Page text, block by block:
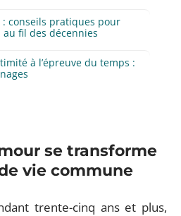
: conseils pratiques pour
fil des décennies
à l’épreuve du temps :
se transforme
vie commune
trente-cinq ans et plus,